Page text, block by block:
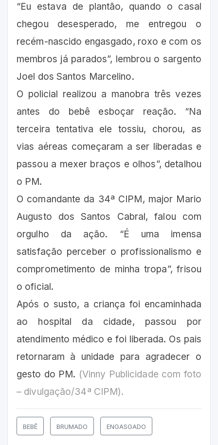
“Eu estava de plantão, quando o casal
chegou desesperado, me entregou o
recém-nascido engasgado, roxo e com os
membros já parados”, lembrou o sargento
Joel dos Santos Marcelino.
O policial realizou a manobra três vezes
antes do bebê esboçar reação. “Na
terceira tentativa ele tossiu, chorou, as
vias aéreas começaram a ser liberadas e
passou a mexer braços e olhos”, detalhou
o PM.
O comandante da 34ª CIPM, major Mario
Augusto dos Santos Cabral, falou com
orgulho da ação. “É uma imensa
satisfação perceber o profissionalismo e
comprometimento de minha tropa”, frisou
o oficial.
Após o susto, a criança foi encaminhada
ao hospital da cidade, passou por
atendimento médico e foi liberada. Os pais
retornaram à unidade para agradecer o
gesto do PM. (Vinny Publicidade com foto
– divulgação/34ª CIPM).
BEBÊ BRUMADO ENGASGADO